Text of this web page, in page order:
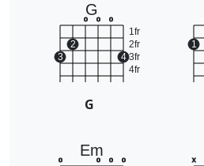
G
1fr
2fr
3fr
4fr
3
2
o o o
4
G
1
Em
o o o o x